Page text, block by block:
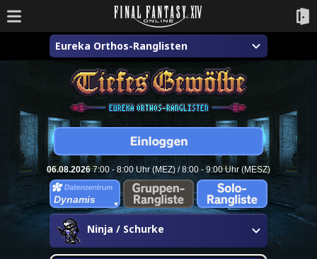
Eureka Orthos-Ranglisten
06.08.20267:00 - 8:00 Uhr (MEZ) / 8:00 - 9:00 Uhr (MESZ)
Dynamis
Ninja / Schurke